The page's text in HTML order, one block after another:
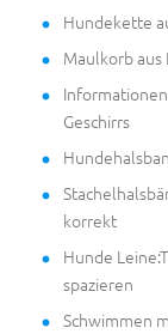
Hundekette
Maulkorb aus
Geschirrs
korrekt
Hunde
spazieren
Schwimmen